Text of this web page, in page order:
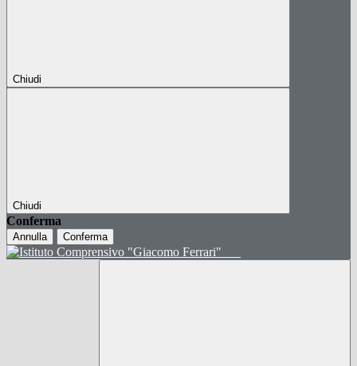
Chiudi
Chiudi
Conferma
Annulla Conferma